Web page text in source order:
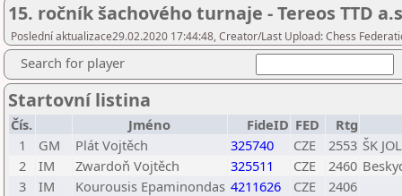
15. ročník šachového turnaje - Tereos TTD
Poslední aktualizace29.02.2020 17:44:48, Creator/Last Upload: Chess
Search for player
Startovní listina
Čís. Jméno FideID FED
Rtg
1
GM Plát Vojtěch 325740 CZE 2553 ŠK
2
IM Zwardoň Vojtěch 325511 CZE 2460
3
IM Kourousis Epaminondas 4211626 CZE
2406